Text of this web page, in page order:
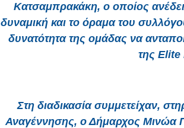
Κατσαμπρακάκη, ο οποίος
δυναμική και το όραμα του
δυνατότητα της ομάδας να
της Elite
Στη διαδικασία συμμετείχαν,
Αναγέννησης, ο Δήμαρχος Μινώα